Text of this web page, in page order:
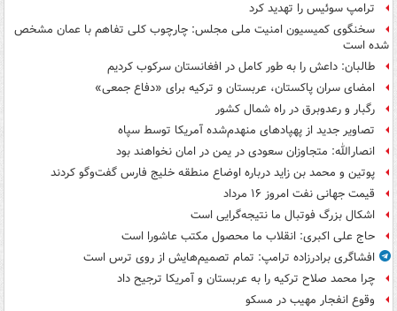
ترامپ سوئیس را تهدید کرد
سخنگوی کمیسیون امنیت ملی مجلس: چارچوب کلی تفاهم با عمان مشخص
شده است
طالبان: داعش را به طور کامل در افغانستان سرکوب کردیم
امضای سران پاکستان، عربستان و ترکیه برای «دفاع جمعی»
رگبار و رعدوبرق در راه شمال کشور
تصاویر جدید از پهپادهای منهدم‌شده آمریکا توسط سپاه
انصارالله: متجاوزان سعودی در یمن در امان نخواهند بود
پوتین و محمد بن زاید درباره اوضاع منطقه خلیج فارس گفت‌وگو کردند
قیمت جهانی نفت امروز ۱۶ مرداد
اشکال بزرگ فوتبال ما نتیجه‌گرایی است
حاج علی اکبری: انقلاب ما محصول مکتب عاشورا است
افشاگری برادرزاده ترامپ: تمام تصمیم‌هایش از روی ترس است
چرا محمد صلاح ترکیه را به عربستان و آمریکا ترجیح داد
وقوع انفجار مهیب در مسکو